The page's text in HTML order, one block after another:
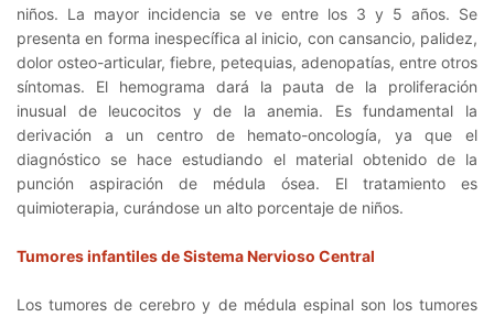
niños. La mayor incidencia se ve entre los 3 y 5 años. Se
presenta en forma inespecífica al inicio, con cansancio, palidez,
dolor osteo-articular, fiebre, petequias, adenopatías, entre otros
síntomas. El hemograma dará la pauta de la proliferación
inusual de leucocitos y de la anemia. Es fundamental la
derivación a un centro de hemato-oncología, ya que el
diagnóstico se hace estudiando el material obtenido de la
punción aspiración de médula ósea. El tratamiento es
quimioterapia, curándose un alto porcentaje de niños.
Tumores infantiles de Sistema Nervioso Central
Los tumores de cerebro y de médula espinal son los tumores